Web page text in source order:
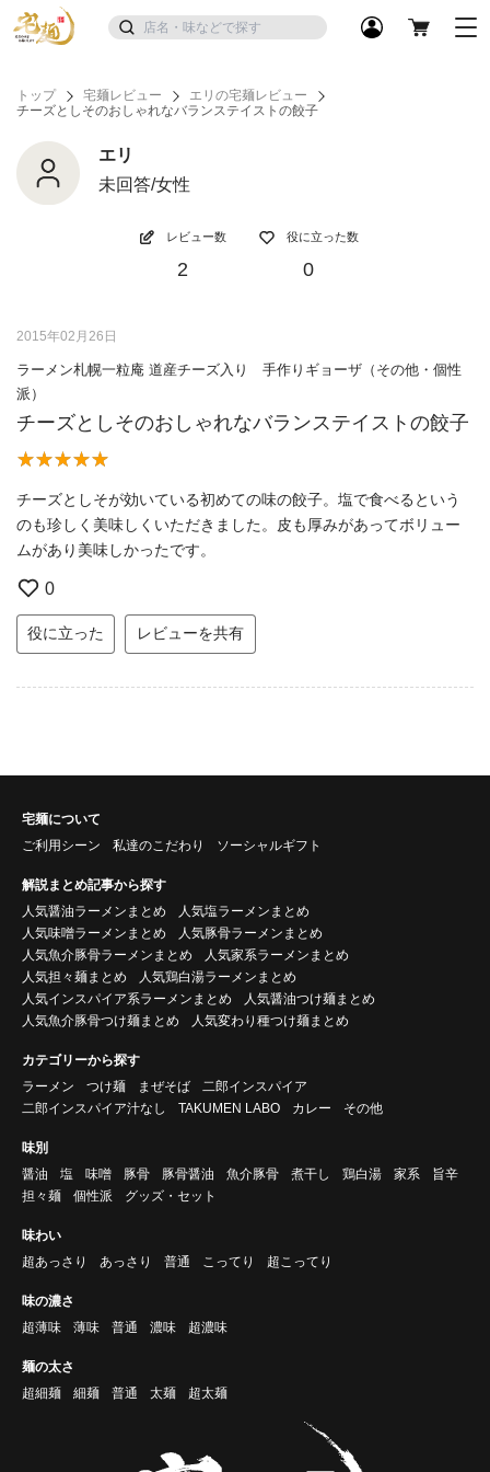
トップ 宅麺レビュー
エリの宅麺レビュー
チーズとしそのおしゃれなバランステイストの餃子
エリ
未回答/女性
レビュー数
2
役に立った数
0
2015年02月26日
ラーメン札幌一粒庵 道産チーズ入り 手作りギョーザ（その他・個性
派）
チーズとしそのおしゃれなバランステイストの餃子
チーズとしそが効いている初めての味の餃子。塩で食べるという
のも珍しく美味しくいただきました。皮も厚みがあってボリュー
ムがあり美味しかったです。
0
役に立った レビューを共有
宅麺について
ご利用シーン
私達のこだわり ソーシャルギフト
解説まとめ記事から探す
人気醤油ラーメンまとめ
人気塩ラーメンまとめ
人気味噌ラーメンまとめ
人気豚骨ラーメンまとめ
人気魚介豚骨ラーメンまとめ
人気家系ラーメンまとめ
人気担々麺まとめ
人気鶏白湯ラーメンまとめ
人気インスパイア系ラーメンまとめ
人気醤油つけ麺まとめ
人気魚介豚骨つけ麺まとめ
人気変わり種つけ麺まとめ
カテゴリーから探す
ラーメン
つけ麺 まぜそば
二郎インスパイア
二郎インスパイア汁なし
TAKUMEN LABO カレー その他
味別
醤油
塩 味噌 豚骨 豚骨醤油 魚介豚骨 煮干し 鶏白湯 家系
旨辛
担々麺
個性派 グッズ・セット
味わい
超あっさり
あっさり 普通 こってり 超こってり
味の濃さ
超薄味
薄味 普通 濃味 超濃味
麺の太さ
超細麺
細麺 普通 太麺 超太麺